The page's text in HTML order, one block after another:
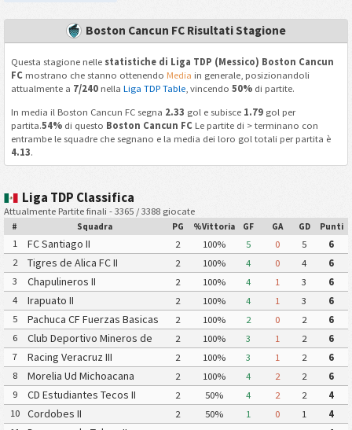
Boston Cancun FC Risultati Stagione
Questa stagione nelle statistiche di Liga TDP (Messico) Boston Cancun
FCmostrano che stanno ottenendo Media in generale, posizionandoli
attualmente a 7/240nella Liga TDP Table, vincendo 50%di partite.
In media il Boston Cancun FC segna 2.33 gol e subisce 1.79gol per
partita.54%di questo Boston Cancun FCLe partite di > terminano con
entrambe le squadre che segnano e la media dei loro gol totali per partita è
4.13.
Liga TDP Classifica
Attualmente Partite finali - 3365 / 3388 giocate
# Squadra PG %Vittoria GF GA GD Punti
1 FC Santiago II 2 100% 5 0 5
6
2
Tigres de Alica FC II 2 100% 4 0 4
6
3
Chapulineros II 2 100% 4 1 3
6
4
Irapuato II 2 100% 4 1 3
6
5
Pachuca CF Fuerzas Basicas
Pachuca CF III
2 100% 2 0 2
6
6
Club Deportivo Mineros de
Zacatecas II
2 100% 3 1 2
6
7
Racing Veracruz III 2 100% 3 1 2
6
8
Morelia Ud Michoacana 2 100% 4 2 2
6
9
CD Estudiantes Tecos II 2 50% 4 2 2
4
10
Cordobes II 2 50% 1 0 1
4